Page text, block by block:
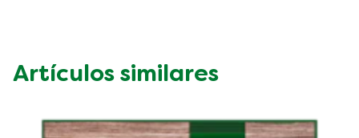
Artículos similares